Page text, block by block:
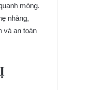
móng.
nhàng,
và an toàn